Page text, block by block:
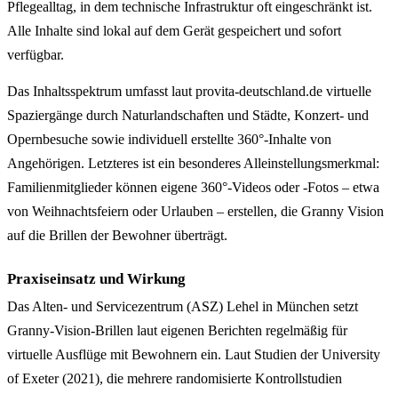
Pflegealltag, in dem technische Infrastruktur oft eingeschränkt ist.
Alle Inhalte sind lokal auf dem Gerät gespeichert und sofort
verfügbar.
Das Inhaltsspektrum umfasst laut provita-deutschland.de virtuelle
Spaziergänge durch Naturlandschaften und Städte, Konzert- und
Opernbesuche sowie individuell erstellte 360°-Inhalte von
Angehörigen. Letzteres ist ein besonderes Alleinstellungsmerkmal:
Familienmitglieder können eigene 360°-Videos oder -Fotos – etwa
von Weihnachtsfeiern oder Urlauben – erstellen, die Granny Vision
auf die Brillen der Bewohner überträgt.
Praxiseinsatz und Wirkung
Das Alten- und Servicezentrum (ASZ) Lehel in München setzt
Granny-Vision-Brillen laut eigenen Berichten regelmäßig für
virtuelle Ausflüge mit Bewohnern ein. Laut Studien der University
of Exeter (2021), die mehrere randomisierte Kontrollstudien